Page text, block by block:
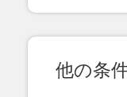
他の条